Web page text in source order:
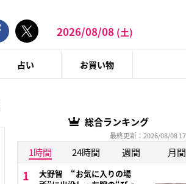
2026/08/08 (土)
占い お買い物
総合ランキング
最終更新：2026/08/08
1時間 24時間 週間 月間
大野智 “お気に入りの場